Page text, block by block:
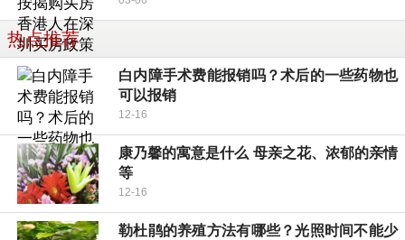
热点推荐
白内障手术费能报销吗？术后的一些药物也
可以报销
12-16
康乃馨的寓意是什么 母亲之花、浓郁的亲情
等
12-16
勒杜鹃的养殖方法有哪些？光照时间不能少